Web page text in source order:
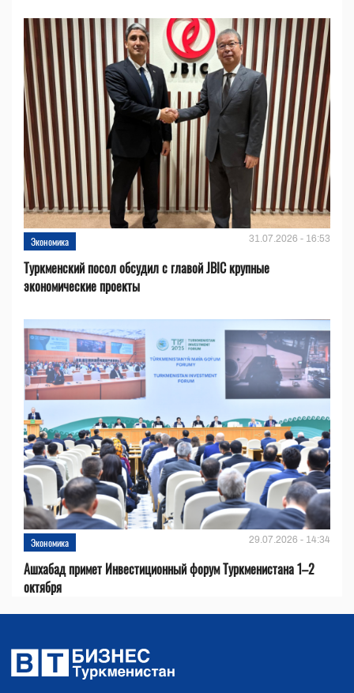
Экономика 31.07.2026 - 16:53
Туркменский посол обсудил с главой JBIC крупные
экономические проекты
Экономика 29.07.2026 - 14:34
Ашхабад примет Инвестиционный форум Туркменистана 1–2
октября